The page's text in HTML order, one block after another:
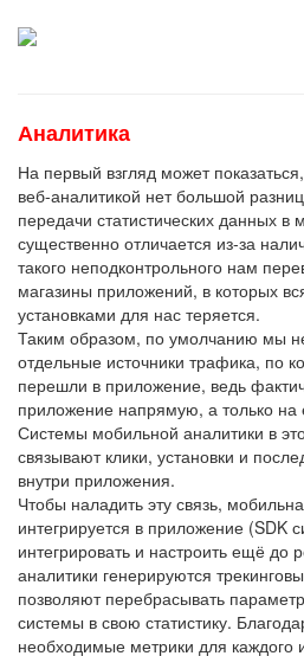
Аналитика
На первый взгляд может
веб-аналитикой нет большой
передачи статистических данных в
существенно отличается из-за
такого неподконтрольного нам
магазины приложений, в которых
установками для нас теряется.
Таким образом, по умолчанию мы
отдельные источники трафика, по
перешли в приложение, ведь
приложение напрямую, а только на
Системы мобильной аналитики в
связывают клики, установки и
внутри приложения.
Чтобы наладить эту связь,
интегрируется в приложение (SDK
интегрировать и настроить ещё до
аналитики генерируются
позволяют перебрасывать
системы в свою статистику.
необходимые метрики для каждого